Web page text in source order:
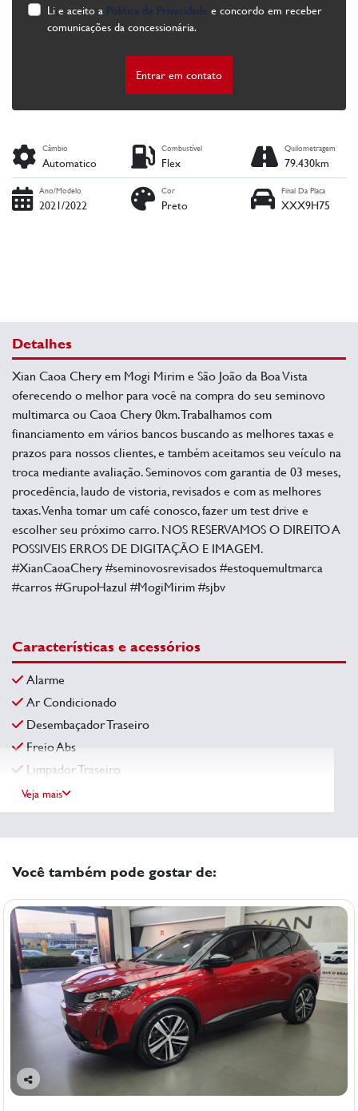
Li e aceito a Política de Privacidade e concordo em receber
comunicações da concessionária.
Entrar em contato
Câmbio
Automatico
Combustível
Flex
Quilometragem
79.430km
Ano/Modelo
2021/2022
Cor
Preto
Final Da Placa
XXX9H75
Detalhes
Xian Caoa Chery em Mogi Mirim e São João da Boa Vista
oferecendo o melhor para você na compra do seu seminovo
multimarca ou Caoa Chery 0km. Trabalhamos com
financiamento em vários bancos buscando as melhores taxas e
prazos para nossos clientes, e também aceitamos seu veículo na
troca mediante avaliação. Seminovos com garantia de 03 meses,
procedência, laudo de vistoria, revisados e com as melhores
taxas. Venha tomar um café conosco, fazer um test drive e
escolher seu próximo carro. NOS RESERVAMOS O DIREITO A
POSSIVEIS ERROS DE DIGITAÇÃO E IMAGEM.
#XianCaoaChery #seminovosrevisados #estoquemultmarca
#carros #GrupoHazul #MogiMirim #sjbv
Características e acessórios
Alarme
Ar Condicionado
Desembaçador Traseiro
Freio Abs
Limpador Traseiro
Veja mais
Você também pode gostar de:
Co